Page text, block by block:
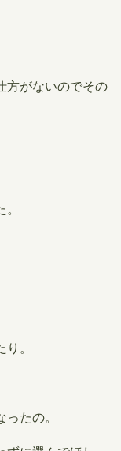
方がないのでその
。
たの。